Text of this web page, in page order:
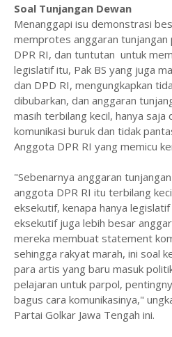
Soal Tunjangan Dewan
Menanggapi isu demonstrasi
memprotes anggaran tunjangan
DPR RI, dan tuntutan untuk
legislatif itu, Pak BS yang juga
dan DPD RI, mengungkapkan
dibubarkan, dan anggaran
masih terbilang kecil, hanya saja
komunikasi buruk dan tidak
Anggota DPR RI yang memicu
"Sebenarnya anggaran
anggota DPR RI itu terbilang
eksekutif, kenapa hanya
eksekutif juga lebih besar
mereka membuat statement
sehingga rakyat marah, ini soal
para artis yang baru masuk
pelajaran untuk parpol,
bagus cara komunikasinya,"
Partai Golkar Jawa Tengah ini.